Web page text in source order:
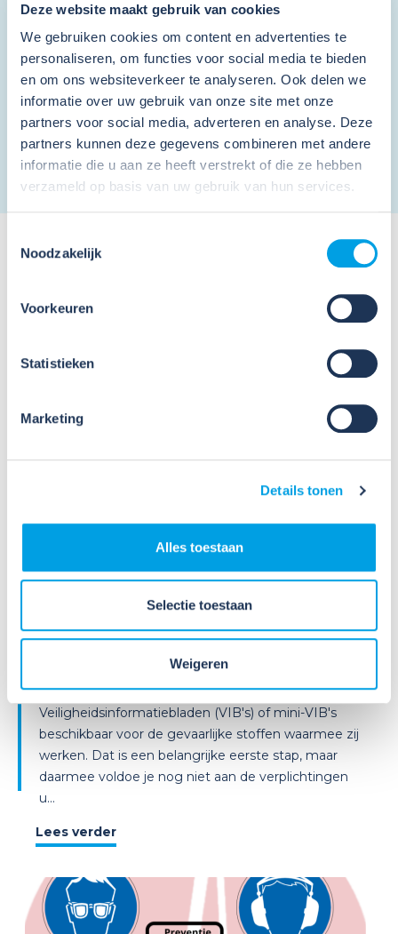
Deze website maakt gebruik van cookies
We gebruiken cookies om content en advertenties te
personaliseren, om functies voor social media te bieden
en om ons websiteverkeer te analyseren. Ook delen we
informatie over uw gebruik van onze site met onze
partners voor social media, adverteren en analyse. Deze
partners kunnen deze gegevens combineren met andere
informatie die u aan ze heeft verstrekt of die ze hebben
verzameld op basis van uw gebruik van hun services.
Noodzakelijk
Voorkeuren
Statistieken
Marketing
Details tonen
Alles toestaan
Selectie toestaan
Weigeren
Schrijf je in en ontvang de nieuwsbrief
Ik ga akkoord met deprivacy voorwaardenen
algemene voorwaarden.*
Meer nieuws
09
2026
Nieuws
VIB of WIK? Wat heb je nodig om
veilig te werken met gevaarlijke
Veel organisaties hebben
Veiligheidsinformatiebladen (VIB's) of mini-VIB's
beschikbaar voor de gevaarlijke stoffen waarmee zij
werken. Dat is een belangrijke eerste stap, maar
daarmee voldoe je nog niet aan de verplichtingen
u...
Lees verder